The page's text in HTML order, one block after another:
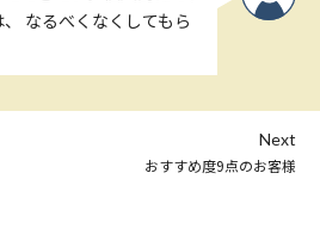
なるべくなくしてもら
Next
おすすめ度9点のお客様